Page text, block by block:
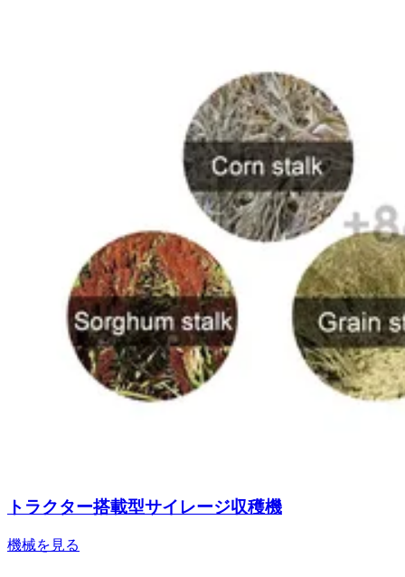
トラクター搭載型サイレージ収穫機
機械を見る